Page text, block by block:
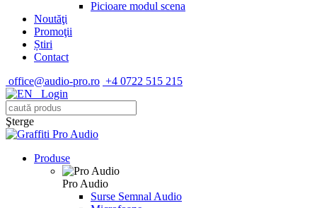
Picioare modul scena
Noutăţi
Promoţii
Știri
Contact
office@audio-pro.ro +4 0722 515 215
Login
Şterge
Produse
Pro Audio
Surse Semnal Audio